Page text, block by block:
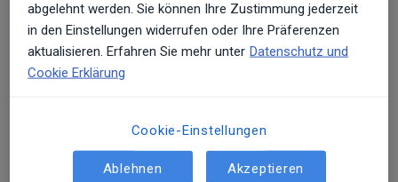
steigt durch sportliche Aktivität, insbesondere bei
Handball
Fußball
American Football
verschiedene Kampfsportarten
Überkopf- und Wurfsportarten
abgelehnt werden. Sie können Ihre Zustimmung jederzeit
in den Einstellungen widerrufen oder Ihre Präferenzen
aktualisieren. Erfahren Sie mehr unter Datenschutz und
Cookie Erklärung
Cookie-Einstellungen
Ablehnen Akzeptieren